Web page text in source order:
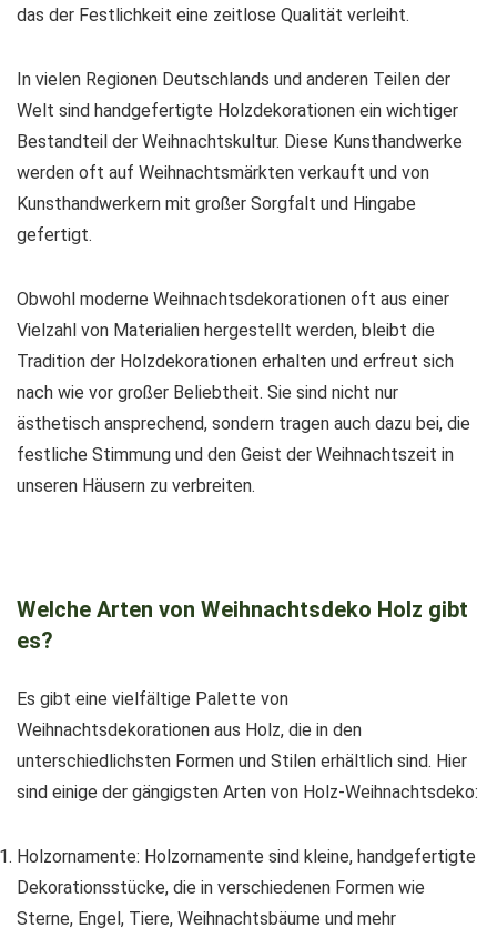
das der Festlichkeit eine zeitlose Qualität verleiht.
In vielen Regionen Deutschlands und anderen Teilen der
Welt sind handgefertigte Holzdekorationen ein wichtiger
Bestandteil der Weihnachtskultur. Diese Kunsthandwerke
werden oft auf Weihnachtsmärkten verkauft und von
Kunsthandwerkern mit großer Sorgfalt und Hingabe
gefertigt.
Obwohl moderne Weihnachtsdekorationen oft aus einer
Vielzahl von Materialien hergestellt werden, bleibt die
Tradition der Holzdekorationen erhalten und erfreut sich
nach wie vor großer Beliebtheit. Sie sind nicht nur
ästhetisch ansprechend, sondern tragen auch dazu bei, die
festliche Stimmung und den Geist der Weihnachtszeit in
unseren Häusern zu verbreiten.
Welche Arten von Weihnachtsdeko Holz gibt
es?
Es gibt eine vielfältige Palette von
Weihnachtsdekorationen aus Holz, die in den
unterschiedlichsten Formen und Stilen erhältlich sind. Hier
sind einige der gängigsten Arten von Holz-Weihnachtsdeko:
Holzornamente: Holzornamente sind kleine, handgefertigte
Dekorationsstücke, die in verschiedenen Formen wie
Sterne, Engel, Tiere, Weihnachtsbäume und mehr